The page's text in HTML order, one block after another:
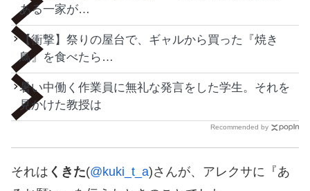
ある一家が…
【衝撃】祭りの屋台で、ギャルから買った『焼き
鳥』を食べたら…
暑い中働く作業員に無礼な発言をした学生。それを
見かけた教授は
Recommended by
それは くきた(@kuki_t_a)さんが、アレクサに『あ